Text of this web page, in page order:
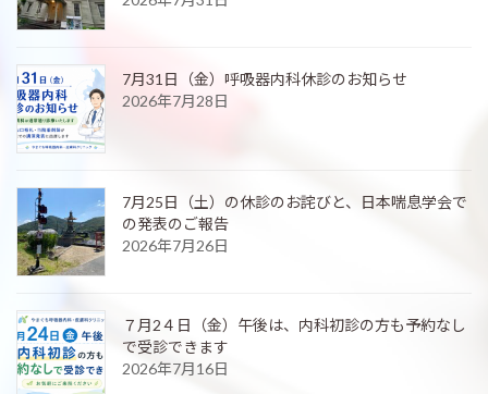
7月31日（金）呼吸器内科休診のお知らせ
2026年7月28日
7月25日（土）の休診のお詫びと、日本喘息学会で
の発表のご報告
2026年7月26日
７月2４日（金）午後は、内科初診の方も予約なし
で受診できます
2026年7月16日